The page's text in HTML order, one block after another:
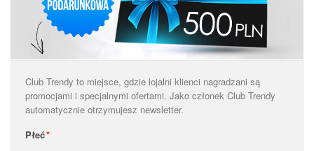
Club Trendy to miejsce, gdzie lojalni klienci nagradzani są
promocjami i specjalnymi ofertami. Jako członek Club Trendy
automatycznie otrzymujesz newsletter.
Płeć